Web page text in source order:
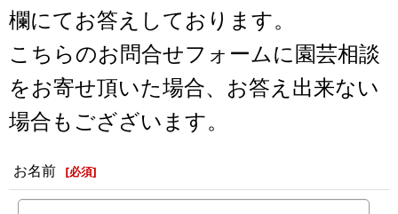
欄にてお答えしております。
こちらのお問合せフォームに園芸相談
をお寄せ頂いた場合、お答え出来ない
場合もござざいます。
お名前 [必須]